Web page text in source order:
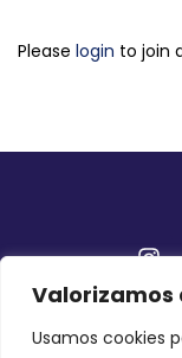
Valorizamos
Usamos cookies
Please login to join